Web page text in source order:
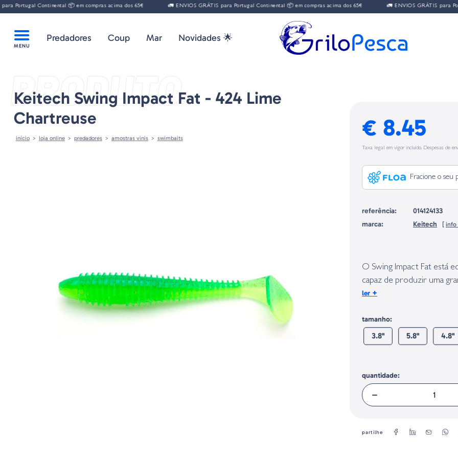
Continental 📦 em compras acima dos 65€ 🚛 ENVIOS GRÁTIS para Portugal Continental 📦 em compras acima dos 65€ 🚛 ENVIOS GRÁTIS para Portugal
Predadores Coup Mar Novidades 🌟
PRODUTO
Keitech Swing Impact Fat - 424 Lime
Chartreuse
início loja online predadores amostras vinis swimbaits € 8.45
Taxa legal em vigor incluído. Despesas de
Fracione o
referência:
014124133
marca:
Keitech [ info
O Swing Impact Fat está
capaz de produzir uma
com precisão. Trata-se de
caso, usada com
ler +
tamanho:
3.8" 5.8" 4.8"
quantidade:
partilhe